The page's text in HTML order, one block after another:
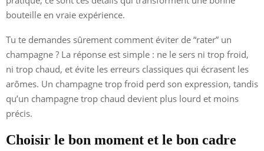
bouteille en vraie expérience.
Tu te demandes sûrement comment éviter de “rater” un
champagne ? La réponse est simple : ne le sers ni trop froid,
ni trop chaud, et évite les erreurs classiques qui écrasent les
arômes. Un champagne trop froid perd son expression, tandis
qu’un champagne trop chaud devient plus lourd et moins
précis.
Choisir le bon moment et le bon cadre